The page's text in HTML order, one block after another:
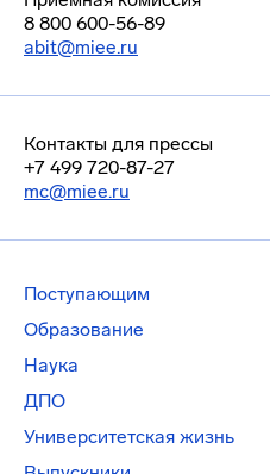
8 800 600-56-89
abit@miee.ru
Контакты для прессы
+7 499 720-87-27
mc@miee.ru
Поступающим
Образование
Наука
ДПО
Университетская жизнь